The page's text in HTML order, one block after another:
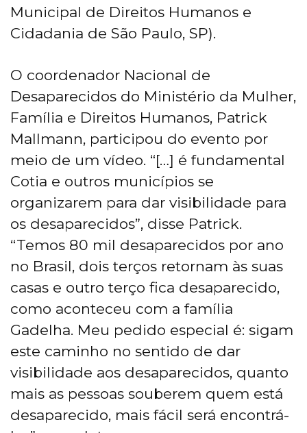
Municipal de Direitos Humanos e
Cidadania de São Paulo, SP).
O coordenador Nacional de
Desaparecidos do Ministério da Mulher,
Família e Direitos Humanos, Patrick
Mallmann, participou do evento por
meio de um vídeo. “[…] é fundamental
Cotia e outros municípios se
organizarem para dar visibilidade para
os desaparecidos”, disse Patrick.
“Temos 80 mil desaparecidos por ano
no Brasil, dois terços retornam às suas
casas e outro terço fica desaparecido,
como aconteceu com a família
Gadelha. Meu pedido especial é: sigam
este caminho no sentido de dar
visibilidade aos desaparecidos, quanto
mais as pessoas souberem quem está
desaparecido, mais fácil será encontrá-